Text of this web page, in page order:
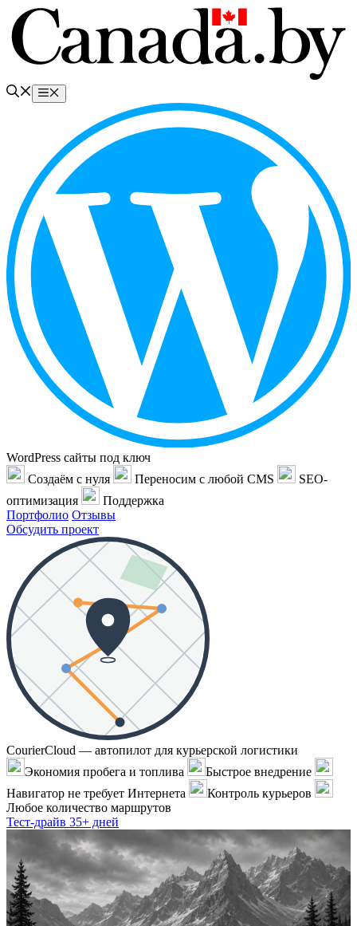
Перейти
содержимому
Меню
WordPress сайты под ключ
Создаём с нуля
Переносим с любой CMS
SEO-
оптимизация
Поддержка
Портфолио Отзывы
Обсудить проект
CourierCloud — автопилот для курьерской логистики
Экономия пробега и топлива
Быстрое внедрение
Навигатор не требует Интернета
Контроль курьеров
Любое количество маршрутов
Тест-драйв 35+ дней